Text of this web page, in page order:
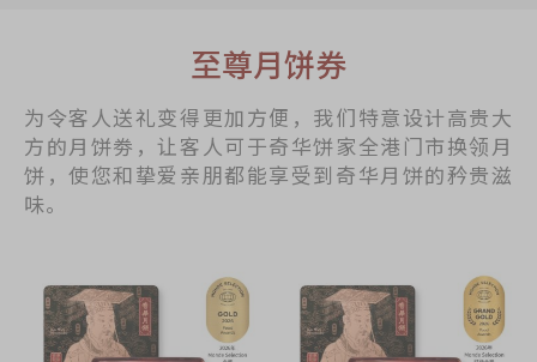
至尊月饼券
为令客人送礼变得更加方便，我们特意设计高贵大
方的月饼劵，让客人可于奇华饼家全港门市换领月
饼，使您和挚爱亲朋都能享受到奇华月饼的矜贵滋
味。